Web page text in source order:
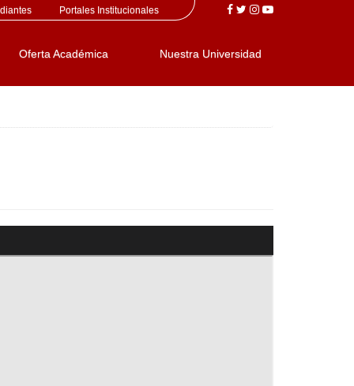
Portales Institucionales
Oferta Académica Nuestra Universidad